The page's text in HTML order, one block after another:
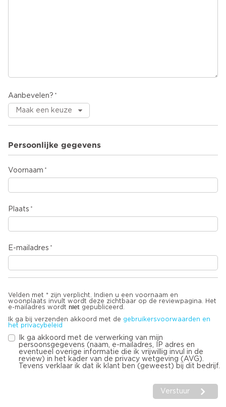
Aanbevelen?
Persoonlijke gegevens
Voornaam
Plaats
E-mailadres
Velden met * zijn verplicht. Indien u een voornaam en
woonplaats invult wordt deze zichtbaar op de reviewpagina. Het
e-mailadres wordt niet gepubliceerd.
Ik ga bij verzenden akkoord met de gebruikersvoorwaarden en
het privacybeleid
Ik ga akkoord met de verwerking van mijn
persoonsgegevens (naam, e-mailadres, IP adres en
eventueel overige informatie die ik vrijwillig invul in de
review) in het kader van de privacy wetgeving (AVG).
Tevens verklaar ik dat ik klant ben (geweest) bij dit bedrijf.
Verstuur